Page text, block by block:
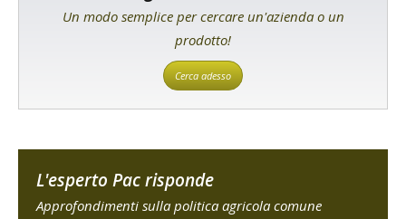
Un modo semplice per cercare un'azienda o un
prodotto!
Cerca adesso
L'esperto Pac risponde
Approfondimenti sulla politica agricola comune